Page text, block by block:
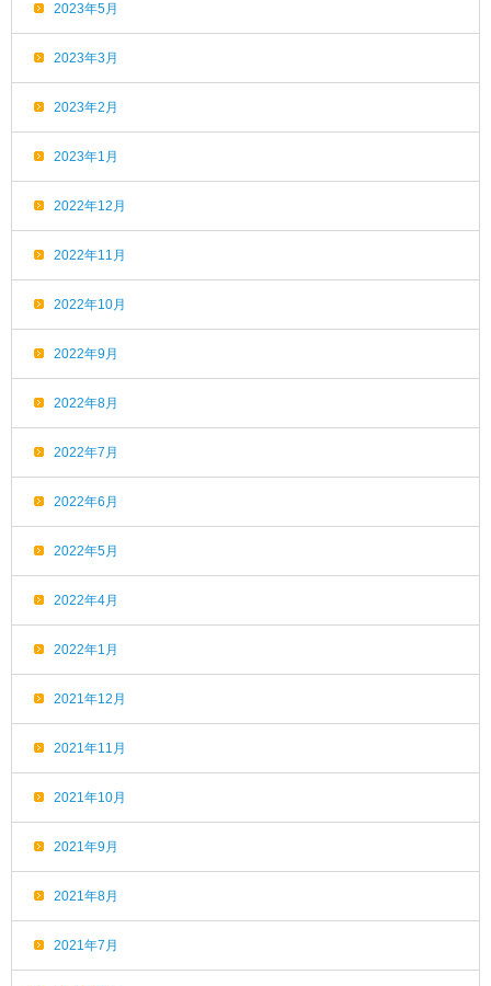
2023年5月
2023年3月
2023年2月
2023年1月
2022年12月
2022年11月
2022年10月
2022年9月
2022年8月
2022年7月
2022年6月
2022年5月
2022年4月
2022年1月
2021年12月
2021年11月
2021年10月
2021年9月
2021年8月
2021年7月